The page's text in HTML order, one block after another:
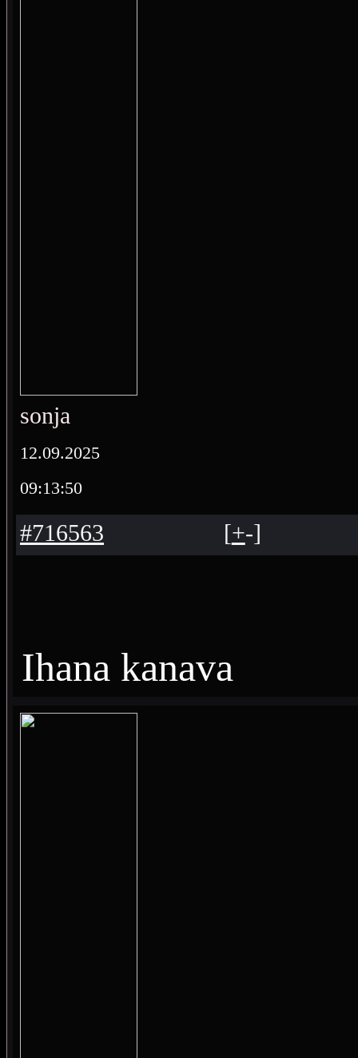
sonja
12.09.2025
09:13:50
#716563 [+-]
Ihana kanava